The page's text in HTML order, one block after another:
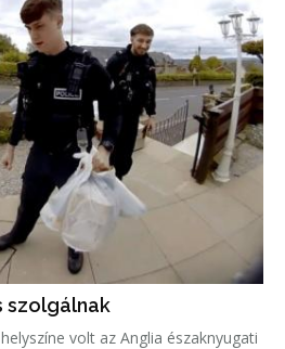
szolgálnak
volt az Anglia északnyugati